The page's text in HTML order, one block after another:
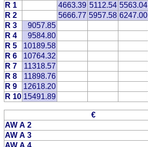
R 1
4663.39 5112.54 5563.04
R 2
5666.77 5957.58 6247.00
R 3
9057.85
R 4
9584.80
R 5
10189.58
R 6
10764.32
R 7
11318.57
R 8
11898.76
R 9
12618.20
R 10 15491.89
€
AW A 2
AW A 3